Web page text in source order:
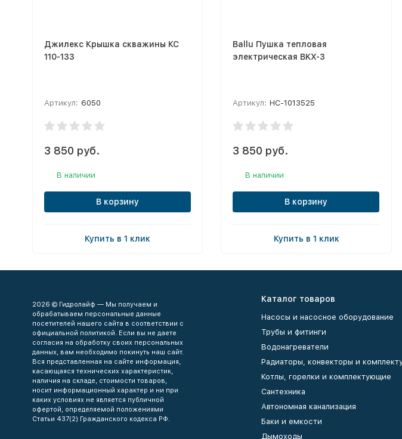
Джилекс Крышка скважины КС
110-133
Артикул: 6050
3 850 руб.
В наличии
В корзину
Купить в 1 клик
Ballu Пушка тепловая
электрическая BKX-3
Артикул: НС-1013525
3 850 руб.
В наличии
В корзину
Купить в 1 клик
2026 © Гидролайф — Мы получаем и
обрабатываем персональные данные
посетителей нашего сайта в соответствии с
официальной политикой. Если вы не даете
согласия на обработку своих персональных
данных, вам необходимо покинуть наш сайт.
Вся представленная на сайте информация,
касающаяся технических характеристик,
наличия на складе, стоимости товаров,
носит информационный характер и ни при
каких условиях не является публичной
офертой, определяемой положениями
Статьи 437(2) Гражданского кодекса РФ.
Каталог товаров
Насосы и насосное оборудование
Трубы и фитинги
Водонагреватели
Радиаторы, конвекторы и
Котлы, горелки и комплектующие
Сантехника
Автономная канализация
Баки и емкости
Дымоходы